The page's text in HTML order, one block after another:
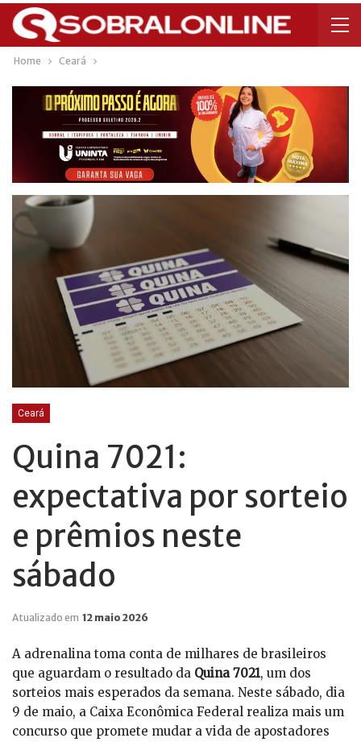
Home Ceará
Ceará
Quina 7021:
expectativa por sorteio
e prêmios neste
sábado
Atualizado em 12 maio 2026
A adrenalina toma conta de milhares de brasileiros
que aguardam o resultado da Quina 7021, um dos
sorteios mais esperados da semana. Neste sábado, dia
9 de maio, a Caixa Econômica Federal realiza mais um
concurso que promete mudar a vida de apostadores